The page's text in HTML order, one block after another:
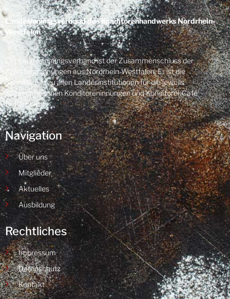
Landesinnungsverband des Konditorenhandwerks Nordrhein-
Westfalen
Der Landesinnungsverband ist der Zusammenschluss der
Konditoreninnungen aus Nordrhein-Westfalen. Er ist die
Schnittstelle zu allen Landesinstitutionen für die jeweils
angeschlossenen Konditoreninnungen und Konditorei-Café
Betrieben.
Navigation
Über uns
Mitglieder
Aktuelles
Ausbildung
Rechtliches
Impressum
Datenschutz
Kontakt